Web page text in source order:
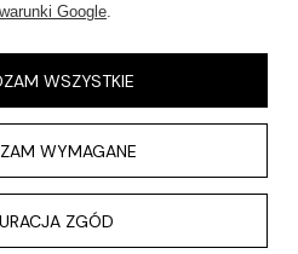
Google.
WYMAGANE
ZGÓD
WSZYSTKIE